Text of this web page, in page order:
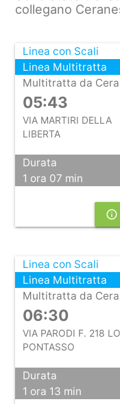
collegano
Linea con Scali
Linea Multitratta
Multitratta da
05:43
VIA MARTIRI DELLA
LIBERTA
Durata
1 ora 07 min
info_outline
Linea con Scali
Linea Multitratta
Multitratta da
06:30
VIA PARODI F. 218
PONTASSO
Durata
1 ora 13 min